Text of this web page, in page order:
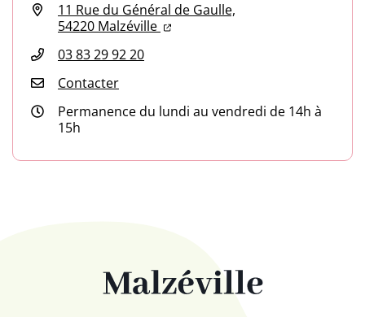
11 Rue du Général de Gaulle,
54220 Malzéville (ouverture dans un nouvel
(ouverture dans un nouvel
03 83 29 92 20
Contacter
Permanence du lundi au vendredi de 14h à
15h